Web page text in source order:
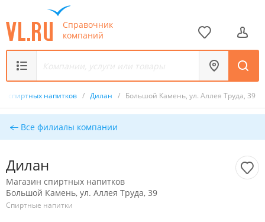
Справочник
компаний
спиртных напитков / Дилан / Большой Камень, ул. Аллея Труда, 39
Все филиалы компании
Дилан
Магазин спиртных напитков
Большой Камень, ул. Аллея Труда, 39
Спиртные напитки